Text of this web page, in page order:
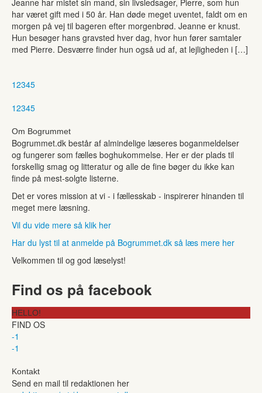
har været gift med i 50 år. Han døde meget uventet, faldt om en
morgen på vej til bageren efter morgenbrød. Jeanne er knust.
Hun besøger hans gravsted hver dag, hvor hun fører samtaler
med Pierre. Desværre finder hun også ud af, at lejligheden i […]
12345
12345
Om Bogrummet
Bogrummet.dk består af almindelige læseres boganmeldelser
og fungerer som fælles boghukommelse. Her er der plads til
forskellig smag og litteratur og alle de fine bøger du ikke kan
finde på mest-solgte listerne.
Det er vores mission at vi - i fællesskab - inspirerer hinanden til
meget mere læsning.
Vil du vide mere så klik her
Har du lyst til at anmelde på Bogrummet.dk så læs mere her
Velkommen til og god læselyst!
Find os på facebook
HELLO!
FIND OS
-1
-1
Kontakt
Send en mail til redaktionen her